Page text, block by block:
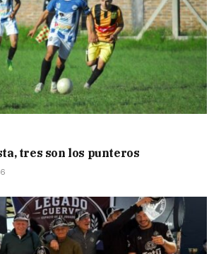
tres son los punteros